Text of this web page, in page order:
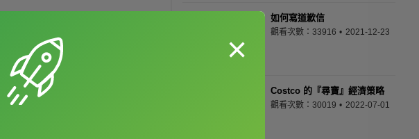
如何寫道歉信
觀看次數：33916 2021-12-23
Costco 的『尋寶』經濟策略
觀看次數：30019 2022-07-01
×